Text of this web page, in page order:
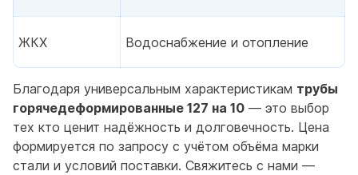
ЖКХ Водоснабжение и отопление
Благодаря универсальным характеристикам трубы
горячедеформированные 127 на 10 — это выбор
тех кто ценит надёжность и долговечность. Цена
формируется по запросу с учётом объёма марки
стали и условий поставки. Свяжитесь с нами —